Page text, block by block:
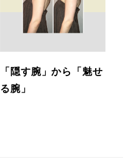
「隠す腕」から「魅せ
る腕」